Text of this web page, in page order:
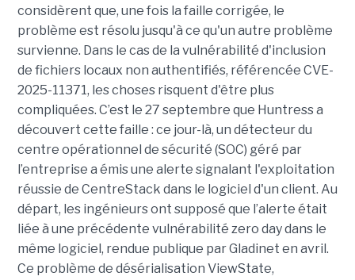
considèrent que, une fois la faille corrigée, le
problème est résolu jusqu'à ce qu'un autre problème
survienne. Dans le cas de la vulnérabilité d'inclusion
de fichiers locaux non authentifiés, référencée CVE-
2025-11371, les choses risquent d'être plus
compliquées. C’est le 27 septembre que Huntress a
découvert cette faille : ce jour-là, un détecteur du
centre opérationnel de sécurité (SOC) géré par
l’entreprise a émis une alerte signalant l'exploitation
réussie de CentreStack dans le logiciel d'un client. Au
départ, les ingénieurs ont supposé que l’alerte était
liée à une précédente vulnérabilité zero day dans le
même logiciel, rendue publique par Gladinet en avril.
Ce problème de désérialisation ViewState,